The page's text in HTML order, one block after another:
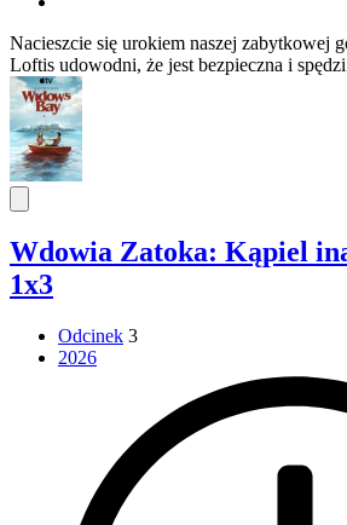
Nacieszcie się urokiem naszej zabytkowej
Loftis udowodni, że jest bezpieczna i
Wdowia Zatoka: Kąpiel
1x3
Odcinek 3
2026